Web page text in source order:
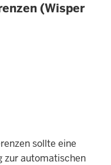
(Wisper
sollte eine
zur automatischen